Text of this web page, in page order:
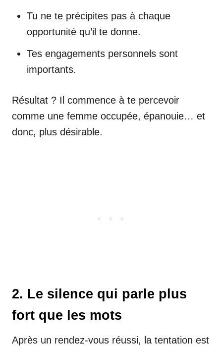
Tu ne te précipites pas à chaque
opportunité qu’il te donne.
Tes engagements personnels sont
importants.
Résultat ? Il commence à te percevoir
comme une femme occupée, épanouie… et
donc, plus désirable.
2. Le silence qui parle plus
fort que les mots
Après un rendez-vous réussi, la tentation est